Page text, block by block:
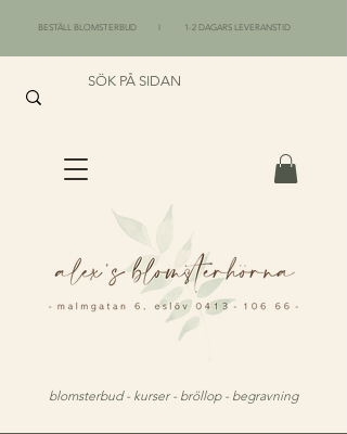
BESTÄLL BLOMSTERBUD I 1-2 DAGARS LEVERANSTID
blomsterbud - kurser - bröllop - begravning